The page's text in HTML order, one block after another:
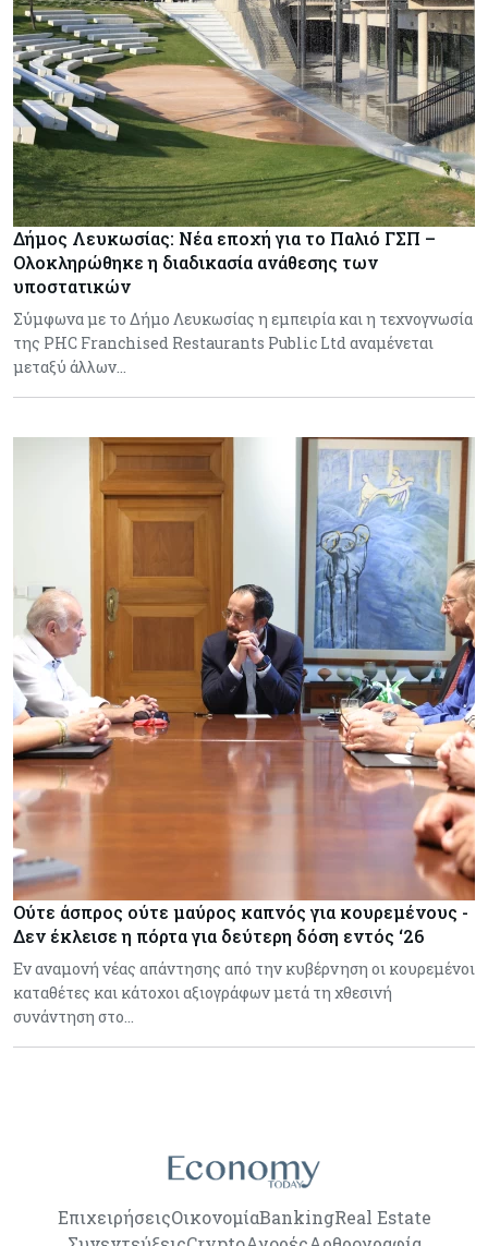
Δήμος Λευκωσίας: Νέα εποχή για το Παλιό ΓΣΠ –
Ολοκληρώθηκε η διαδικασία ανάθεσης των
υποστατικών
Σύμφωνα με το Δήμο Λευκωσίας η εμπειρία και η τεχνογνωσία
της PHC Franchised Restaurants Public Ltd αναμένεται
μεταξύ άλλων…
Ούτε άσπρος ούτε μαύρος καπνός για κουρεμένους -
Δεν έκλεισε η πόρτα για δεύτερη δόση εντός ‘26
Εν αναμονή νέας απάντησης από την κυβέρνηση οι κουρεμένοι
καταθέτες και κάτοχοι αξιογράφων μετά τη χθεσινή
συνάντηση στο…
ΕπιχειρήσειςΟικονομίαBankingReal Estate